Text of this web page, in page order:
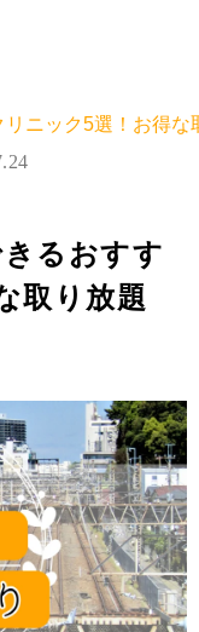
ニック5選！お得な
るおすす
取り放題